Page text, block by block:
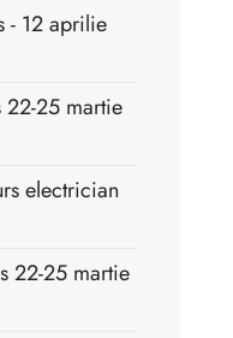
- 12 aprilie
22-25 martie
electrician
22-25 martie